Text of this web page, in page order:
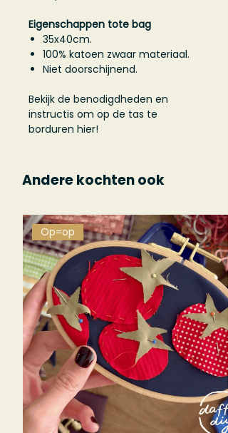
Eigenschappen tote bag
35x40cm.
100% katoen zwaar materiaal.
Niet doorschijnend.
Bekijk de benodigdheden en
instructis om op de tas te
borduren hier!
Andere kochten ook
Op=op